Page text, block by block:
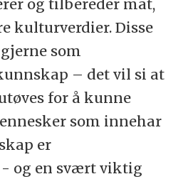
og tilbereder mat,
kulturverdier. Disse
som
– det vil si at
for å kunne
som innehar
er
og en svært viktig